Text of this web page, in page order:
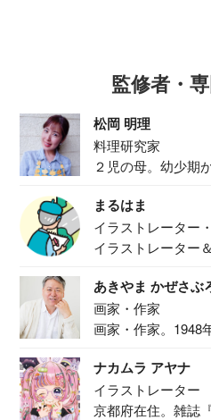
監修者・
松岡 明理
料理研究家
２児の母。幼少期
まるはま
イラストレーター
イラストレーター
あきやま かぜさぶ
画家・作家
画家・作家。1948
ナカムラ アヤナ
イラストレーター
京都府在住。雑誌